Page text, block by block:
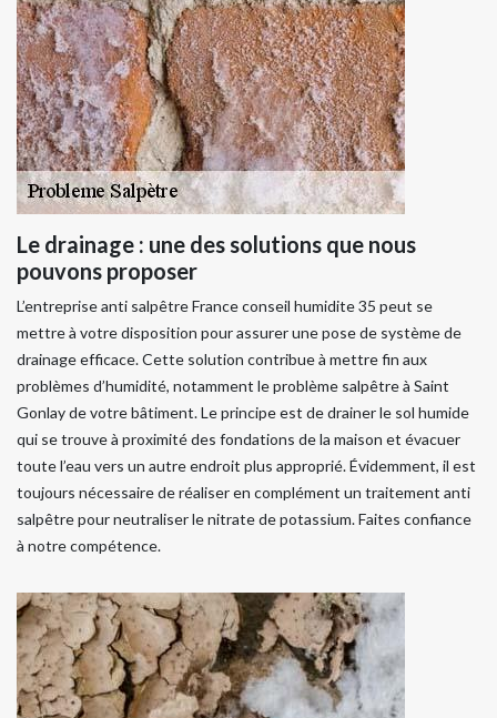
Le drainage : une des solutions que nous
pouvons proposer
L’entreprise anti salpêtre France conseil humidite 35 peut se
mettre à votre disposition pour assurer une pose de système de
drainage efficace. Cette solution contribue à mettre fin aux
problèmes d’humidité, notamment le problème salpêtre à Saint
Gonlay de votre bâtiment. Le principe est de drainer le sol humide
qui se trouve à proximité des fondations de la maison et évacuer
toute l’eau vers un autre endroit plus approprié. Évidemment, il est
toujours nécessaire de réaliser en complément un traitement anti
salpêtre pour neutraliser le nitrate de potassium. Faites confiance
à notre compétence.